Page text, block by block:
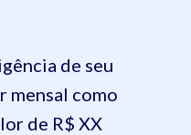
de seu
mensal como
de R$ XX